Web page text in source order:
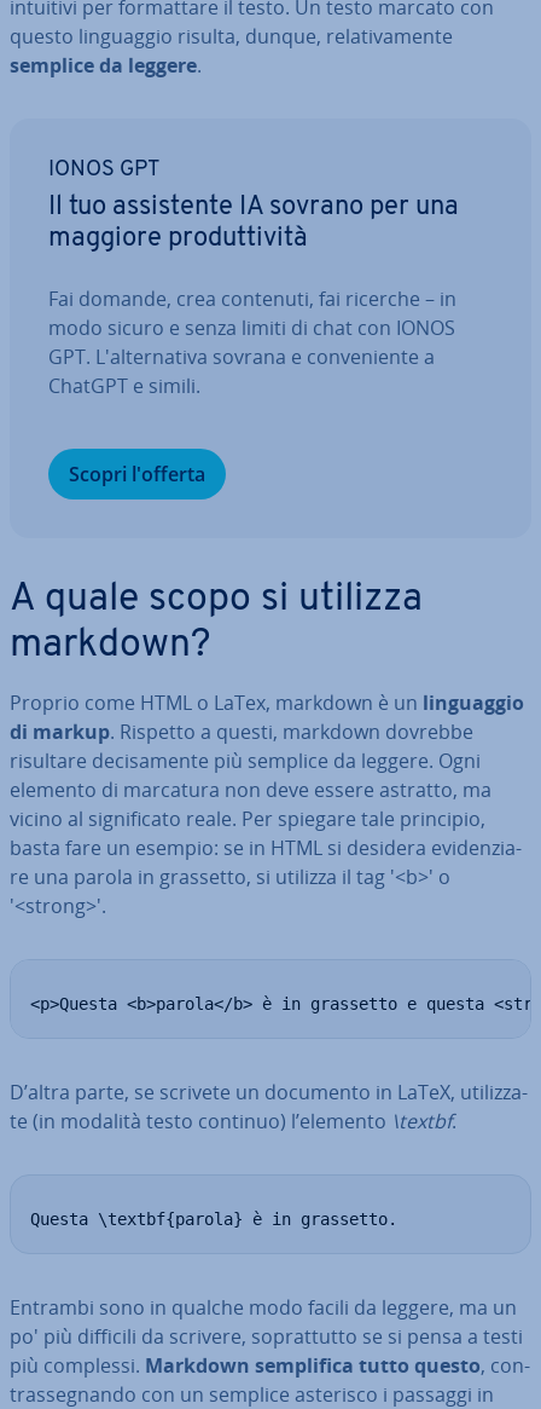
intuitivi per for­mat­ta­re il testo. Un testo marcato con
questo lin­guag­gio risulta, dunque, re­la­ti­va­men­te
semplice da leggere.
IONOS GPT
Il tuo as­si­sten­te IA sovrano per una
maggiore pro­dut­ti­vi­tà
Fai domande, crea contenuti, fai ricerche – in
modo sicuro e senza limiti di chat con IONOS
GPT. L'al­ter­na­ti­va sovrana e con­ve­nien­te a
ChatGPT e simili.
Scopri l'offerta
A quale scopo si utilizza
markdown?
Proprio come HTML o LaTex, markdown è un lin­guag­gio
di markup. Rispetto a questi, markdown dovrebbe
risultare de­ci­sa­men­te più semplice da leggere. Ogni
elemento di marcatura non deve essere astratto, ma
vicino al si­gni­fi­ca­to reale. Per spiegare tale principio,
basta fare un esempio: se in HTML si desidera evi­den­zia­
re una parola in grassetto, si utilizza il tag '<b>' o
'<strong>'.
<p>Questa <b>parola</b> è in grassetto e questa
D’altra parte, se scrivete un documento in LaTeX, uti­liz­za­
te (in modalità testo continuo) l’elemento \textbf.
Questa \textbf{parola} è in grassetto.
Entrambi sono in qualche modo facili da leggere, ma un
po' più difficili da scrivere, so­prat­tut­to se si pensa a testi
più complessi. Markdown sem­pli­fi­ca tutto questo, con­
tras­se­gnan­do con un semplice asterisco i passaggi in